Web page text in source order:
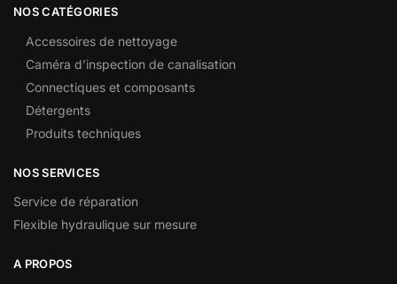
NOS CATÉGORIES
Accessoires de nettoyage
Caméra d’inspection de canalisation
Connectiques et composants
Détergents
Produits techniques
NOS SERVICES
Service de réparation
Flexible hydraulique sur mesure
A PROPOS